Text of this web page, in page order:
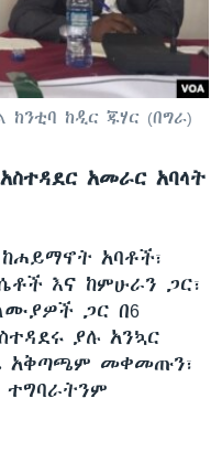
ከዲር ጁሃር (በግራ)
አመራር አባላት
አባቶች፣
እና ከምሁራን ጋር፣
ጋር በ6
ያሉ አንኳር
አቅጣጫም መቀመጡን፣
ተግባራትንም